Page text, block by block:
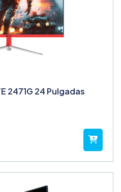
2471G 24 Pulgadas